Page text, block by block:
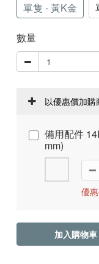
單隻 - 黃K金
數量
以優惠價加購
備用配件
mm)
優
加入購物車